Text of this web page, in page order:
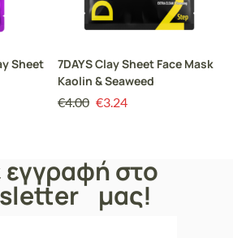
Sheet
7DAYS Clay Sheet Face Mask
Kaolin & Seaweed
€4.00 €3.24
εγγραφή στο
μας!